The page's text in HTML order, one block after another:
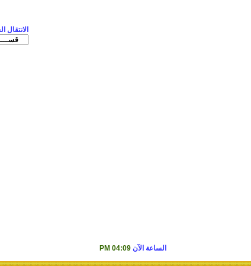
الانتقال
الساعة الآن04:09 PM